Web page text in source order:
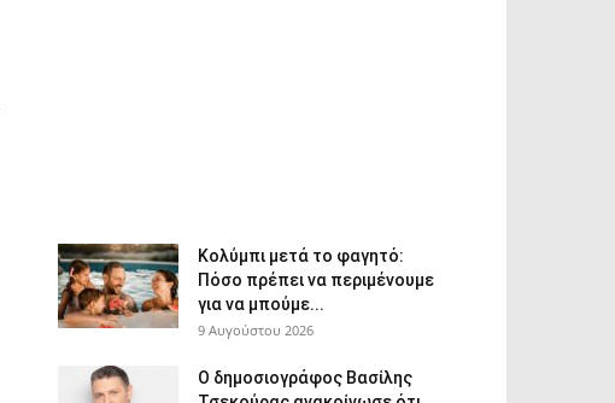
Κολύμπι μετά το φαγητό:
Πόσο πρέπει να περιμένουμε
για να μπούμε...
9 Αυγούστου 2026
Ο δημοσιογράφος Βασίλης